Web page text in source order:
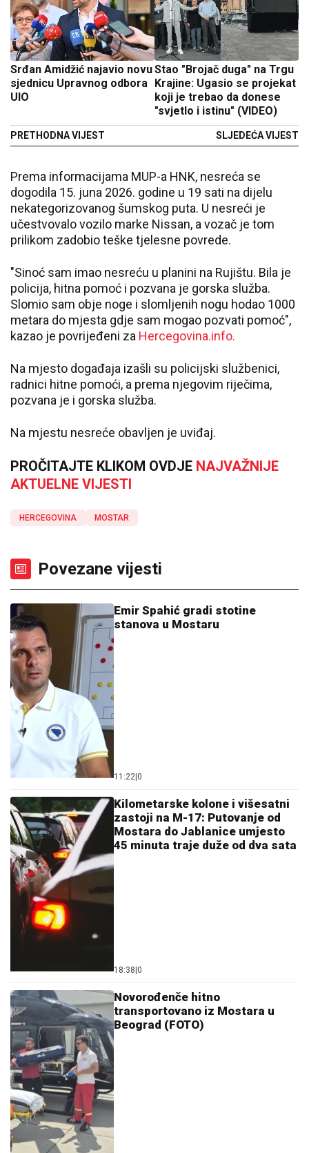
Srđan Amidžić najavio novu
sjednicu Upravnog odbora
UIO
PRETHODNA VIJEST
Stao "Brojač duga" na Trgu
Krajine: Ugasio se projekat
koji je trebao da donese
"svjetlo i istinu" (VIDEO)
SLJEDEĆA VIJEST
Prema informacijama MUP-a HNK, nesreća se
dogodila 15. juna 2026. godine u 19 sati na dijelu
nekategorizovanog šumskog puta. U nesreći je
učestvovalo vozilo marke Nissan, a vozač je tom
prilikom zadobio teške tjelesne povrede.
"Sinoć sam imao nesreću u planini na Rujištu. Bila je
policija, hitna pomoć i pozvana je gorska služba.
Slomio sam obje noge i slomljenih nogu hodao 1000
metara do mjesta gdje sam mogao pozvati pomoć",
kazao je povrijeđeni za Hercegovina.info.
Na mjesto događaja izašli su policijski službenici,
radnici hitne pomoći, a prema njegovim riječima,
pozvana je i gorska služba.
Na mjestu nesreće obavljen je uviđaj.
PROČITAJTE KLIKOM OVDJE NAJVAŽNIJE
AKTUELNE VIJESTI
HERCEGOVINA MOSTAR
Povezane vijesti
Emir Spahić gradi stotine
stanova u Mostaru
11:22 0
Kilometarske kolone i višesatni
zastoji na M-17: Putovanje od
Mostara do Jablanice umjesto
45 minuta traje duže od dva sata
18:38 0
Novorođenče hitno
transportovano iz Mostara u
Beograd (FOTO)